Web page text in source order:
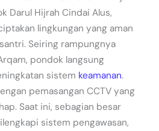
Darul Hijrah Cindai Alus,
lingkungan yang aman
Seiring rampungnya
pondok langsung
sistem keamanan.
pemasangan CCTV yang
Saat ini, sebagian besar
sistem pengawasan,